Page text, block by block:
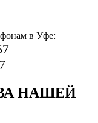
в Уфе:
НАШЕЙ